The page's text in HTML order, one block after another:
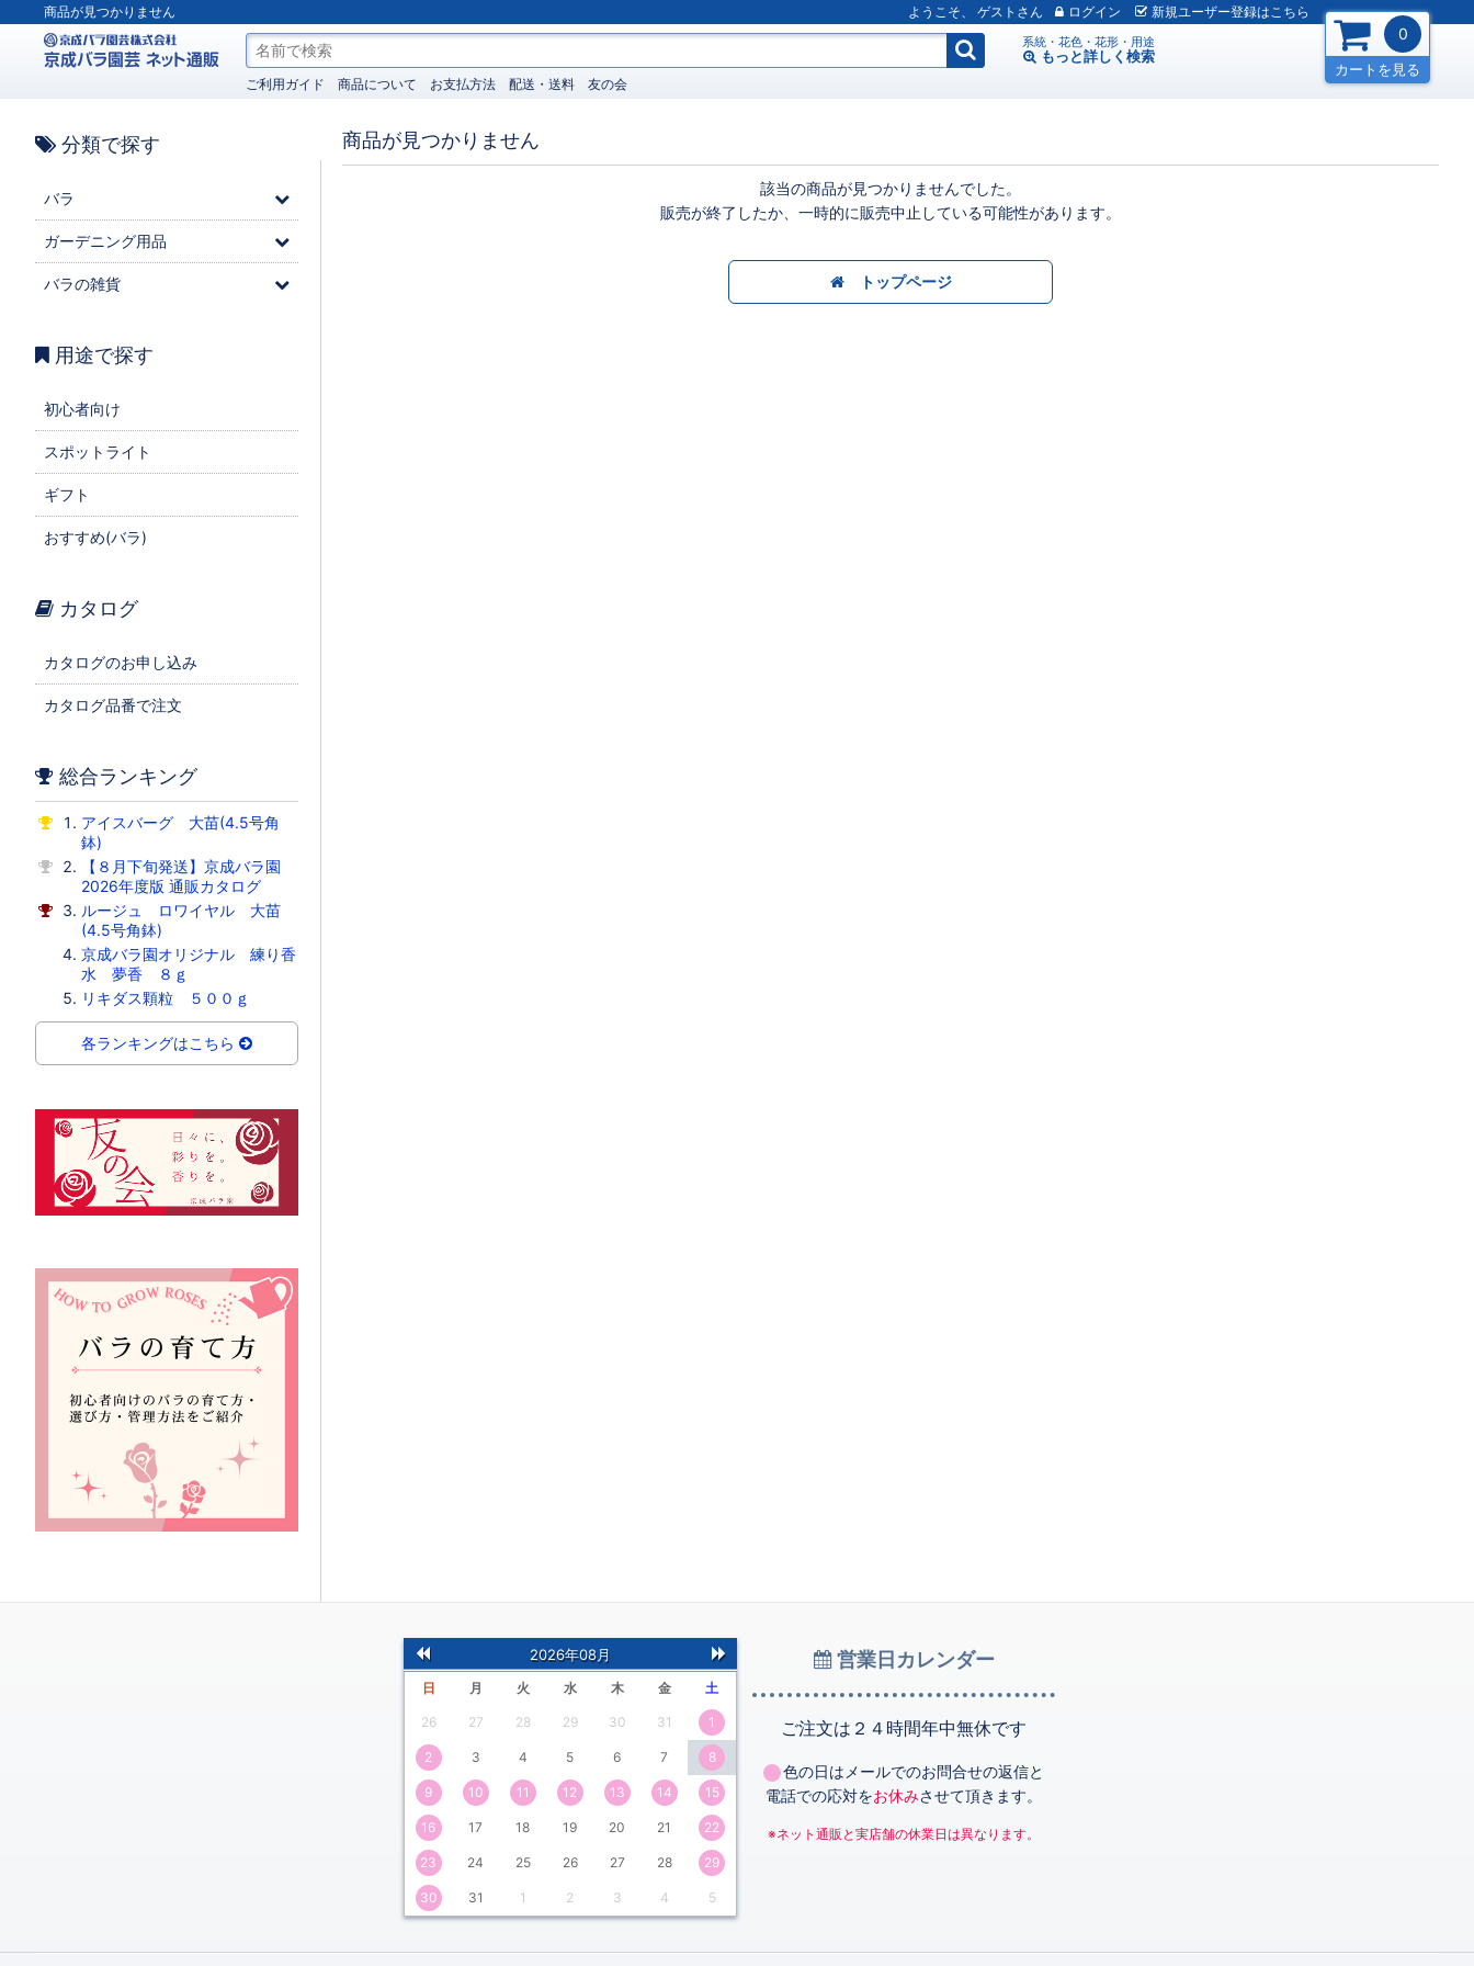
商品が見つかりません ようこそ、 ゲスト ログイン 新規ユーザー登録はこちら
系統・花色・花形・用途
もっと詳しく 検索
0
カートを見る
ご利用ガイド 商品について お支払方法 配送・送料 友の会
商品が見つかりません
該当の商品が見つかりませんでした。
販売が終了したか、一時的に販売中止している可能性があります。
トップページ
分類で探す
バラ
ガーデニング用品
バラの雑貨
用途で探す
初心者向け
スポットライト
ギフト
おすすめ(バラ)
カタログ
カタログのお申し込み
カタログ品番で注文
総合ランキング
アイスバーグ 大苗(4.5号角
鉢)
【８月下旬発送】京成バラ園
2026年度版 通販カタログ
ルージュ ロワイヤル 大苗
(4.5号角鉢)
京成バラ園オリジナル 練り香
水 夢香 ８ｇ
リキダス顆粒 ５００ｇ
各ランキングはこちら
前
の
月
次
月
2026年08月
日 月 火 水 木 金 土
26 27 28 29 30 31 1
2 3 4 5 6 7 8
9 10 11 12 13 14 15
16 17 18 19 20 21 22
23 24 25 26 27 28 29
30 31 1 2 3 4 5
営業日カレンダー
ご注文は２４時間年中無休です
色の日はメールでのお問合せの返信と
電話での応対をお休みさせて頂きます。
※ネット通販と実店舗の休業日は異なります。